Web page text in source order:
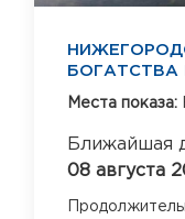
БОГАТСТВА
Места показа:
Ближайшая
08 августа